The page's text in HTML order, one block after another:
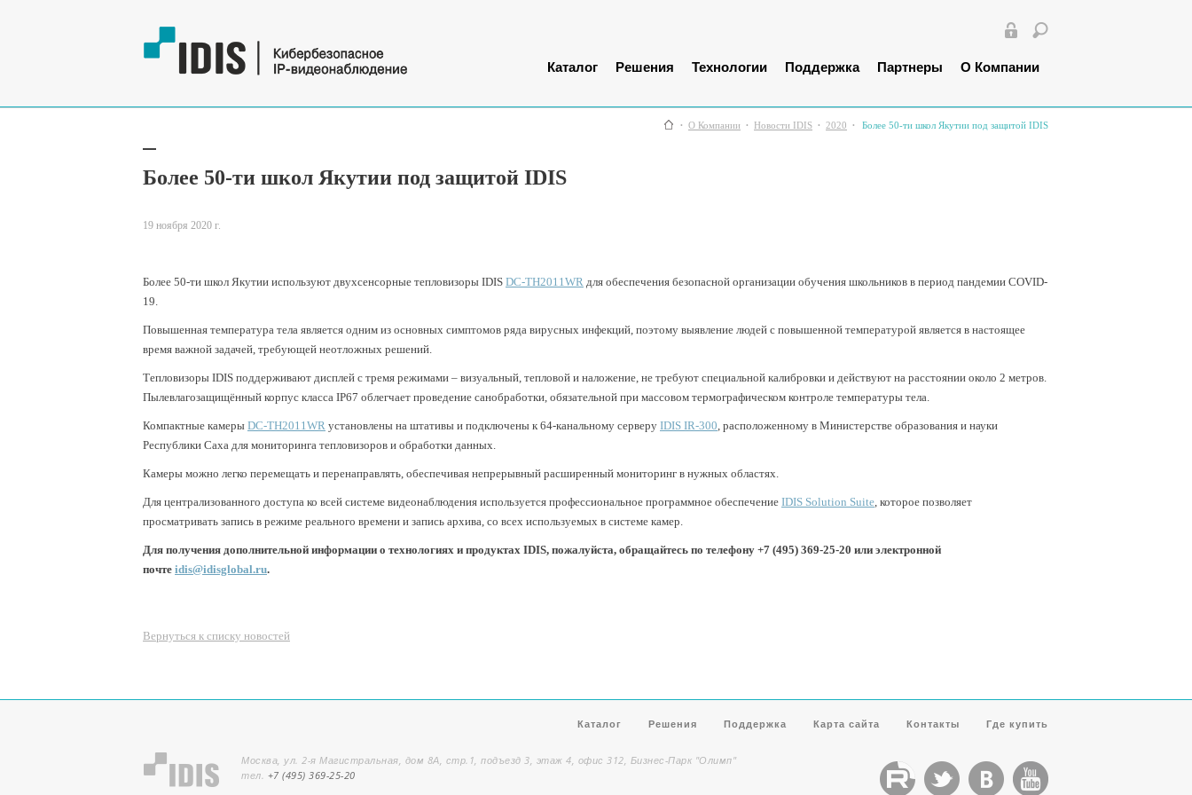
Каталог Решения Технологии Поддержка Партнеры О Компании
О Компании Новости IDIS 2020 Более 50-ти школ Якутии под защитой IDIS
Более 50-ти школ Якутии под защитой IDIS
19 ноября 2020 г.
Более 50-ти школ Якутии используют двухсенсорные тепловизоры IDIS DC-TH2011WR для обеспечения безопасной организации обучения школьников в период пандемии COVID-
19.
Повышенная температура тела является одним из основных симптомов ряда вирусных инфекций, поэтому выявление людей с повышенной температурой является в настоящее
время важной задачей, требующей неотложных решений.
Тепловизоры IDIS поддерживают дисплей с тремя режимами – визуальный, тепловой и наложение, не требуют специальной калибровки и действуют на расстоянии около 2 метров.
Пылевлагозащищённый корпус класса IP67 облегчает проведение санобработки, обязательной при массовом термографическом контроле температуры тела.
Компактные камеры DC-TH2011WR установлены на штативы и подключены к 64-канальному серверу IDIS IR-300, расположенному в Министерстве образования и науки
Республики Саха для мониторинга тепловизоров и обработки данных.
Камеры можно легко перемещать и перенаправлять, обеспечивая непрерывный расширенный мониторинг в нужных областях.
Для централизованного доступа ко всей системе видеонаблюдения используется профессиональное программное обеспечение IDIS Solution Suite, которое позволяет
просматривать запись в режиме реального времени и запись архива, со всех используемых в системе камер.
Для получения дополнительной информации о технологиях и продуктах IDIS, пожалуйста, обращайтесь по телефону +7 (495) 369-25-20 или электронной
почте idis@idisglobal.ru.
Вернуться к списку новостей
Каталог Решения Поддержка Карта сайта Контакты Где купить
Москва, ул. 2-я Магистральная, дом 8А, стр.1, подъезд 3, этаж 4, офис 312, Бизнес-Парк "Олимп"
тел. +7 (495) 369-25-20